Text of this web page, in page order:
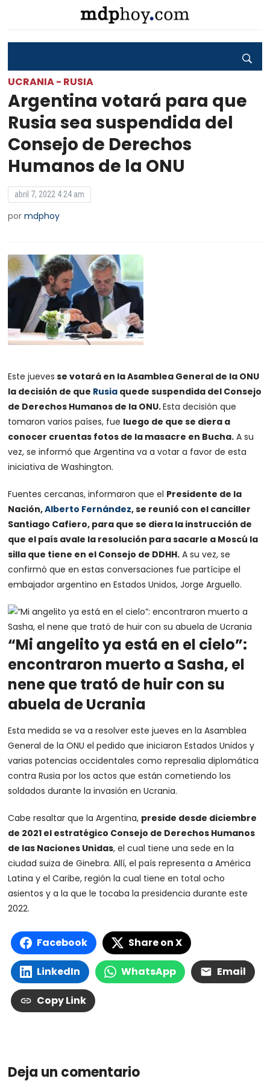
UCRANIA - RUSIA
Argentina votará para que
Rusia sea suspendida del
Consejo de Derechos
Humanos de la ONU
abril 7, 2022 4:24 am
pormdphoy
Este jueves se votará en la Asamblea General de la ONU
la decisión de que Rusia quede suspendida del Consejo
de Derechos Humanos de la ONU.Esta decisión que
tomaron varios países, fue luego de que se diera a
conocer cruentas fotos de la masacre en Bucha. A su
vez, se informó que Argentina va a votar a favor de esta
iniciativa de Washington.
Fuentes cercanas, informaron que el Presidente de la
Nación,Alberto Fernández, se reunió con el canciller
Santiago Cafiero, para que se diera la instrucción de
que el país avale la resolución para sacarle a Moscú la
silla que tiene en el Consejo de DDHH. A su vez, se
confirmó que en estas conversaciones fue partícipe el
embajador argentino en Estados Unidos, Jorge Arguello.
“Mi angelito ya está en el cielo”:
encontraron muerto a Sasha, el
nene que trató de huir con su
abuela de Ucrania
Esta medida se va a resolver este jueves en la Asamblea
General de la ONU el pedido que iniciaron Estados Unidos y
varias potencias occidentales como represalia diplomática
contra Rusia por los actos que están cometiendo los
soldados durante la invasión en Ucrania.
Cabe resaltar que la Argentina, preside desde diciembre
de 2021 el estratégico Consejo de Derechos Humanos
de las Naciones Unidas, el cual tiene una sede en la
ciudad suiza de Ginebra. Allí, el país representa a América
Latina y el Caribe, región la cual tiene en total ocho
asientos y a la que le tocaba la presidencia durante este
2022.
Facebook Share on X
LinkedIn WhatsApp Email
Copy Link
Deja un comentario